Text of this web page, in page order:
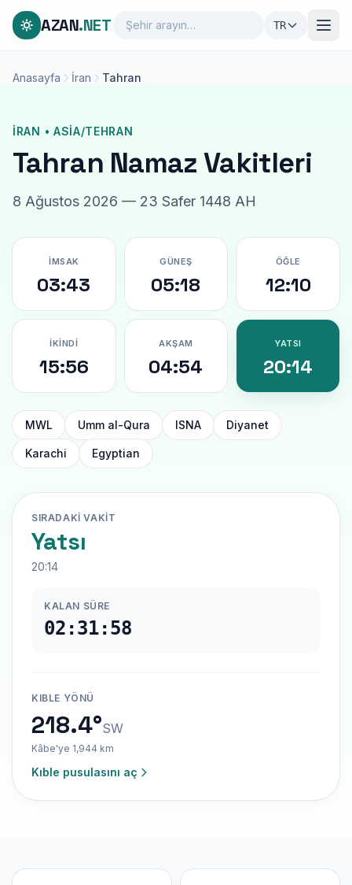
AZAN.NET TR
Anasayfa İran Tahran
İRAN • ASIA/TEHRAN
Tahran Namaz Vakitleri
8 Ağustos 2026 — 23 Safer 1448 AH
İMSAK
03:43
GÜNEŞ
05:18
ÖĞLE
12:10
İKINDI
15:56
AKŞAM
04:54
YATSI
20:14
MWL Umm al-Qura ISNA Diyanet
Karachi Egyptian
SIRADAKI VAKIT
Yatsı
20:14
KALAN SÜRE
02:31:58
KIBLE YÖNÜ
218.4°SW
Kâbe'ye 1,944 km
Kıble pusulasını aç